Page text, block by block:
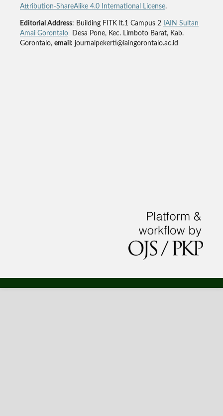
Attribution-ShareAlike 4.0 International License.
Editorial Address: Building FITK lt.1 Campus 2 IAIN Sultan
Amai GorontaloDesa Pone, Kec. Limboto Barat, Kab.
Gorontalo, email: journalpekerti@iaingorontalo.ac.id